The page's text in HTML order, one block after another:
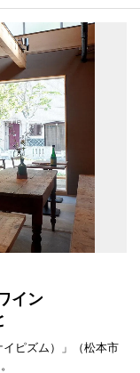
イン
ピズム）」（松本市